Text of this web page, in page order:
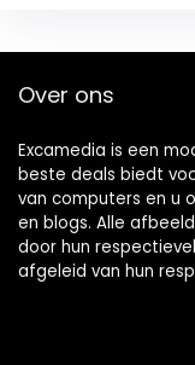
Over ons
Excamedia is een
beste deals biedt
van computers en u
en blogs. Alle
door hun
afgeleid van hun